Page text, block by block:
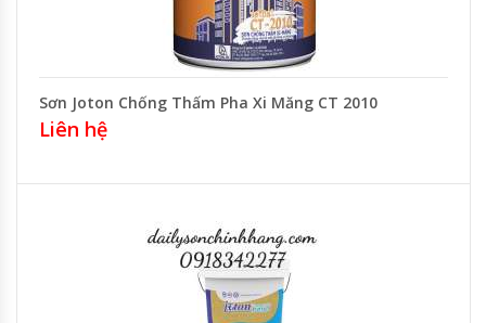
Sơn Joton Chống Thấm Pha Xi Măng CT 2010
Liên hệ